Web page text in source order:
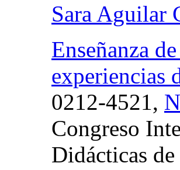
Sara Aguilar
Enseñanza
experiencias
0212-4521,
Congreso
Didácticas